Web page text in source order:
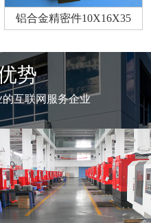
铝合金精密件10X16X35
势
互联网服务企业